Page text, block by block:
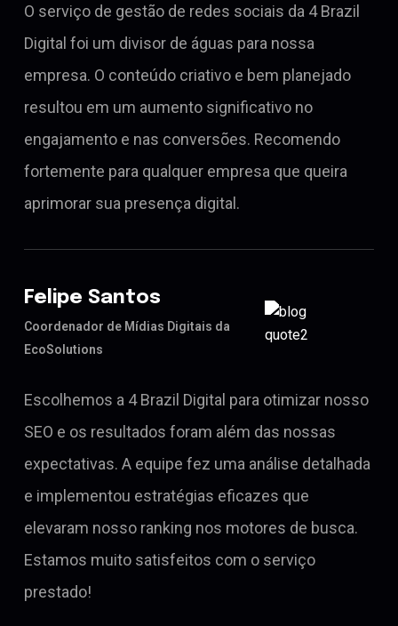
O serviço de gestão de redes sociais da 4 Brazil
Digital foi um divisor de águas para nossa
empresa. O conteúdo criativo e bem planejado
resultou em um aumento significativo no
engajamento e nas conversões. Recomendo
fortemente para qualquer empresa que queira
aprimorar sua presença digital.
Felipe Santos
Coordenador de Mídias Digitais da
EcoSolutions
Escolhemos a 4 Brazil Digital para otimizar nosso
SEO e os resultados foram além das nossas
expectativas. A equipe fez uma análise detalhada
e implementou estratégias eficazes que
elevaram nosso ranking nos motores de busca.
Estamos muito satisfeitos com o serviço
prestado!